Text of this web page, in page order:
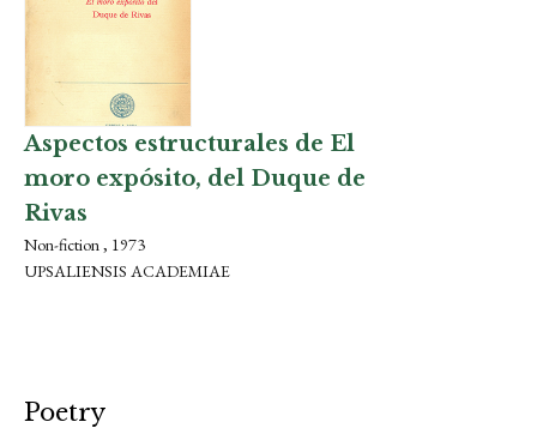
Aspectos estructurales de El
moro expósito, del Duque de
Rivas
Non-fiction , 1973
UPSALIENSIS ACADEMIAE
Poetry